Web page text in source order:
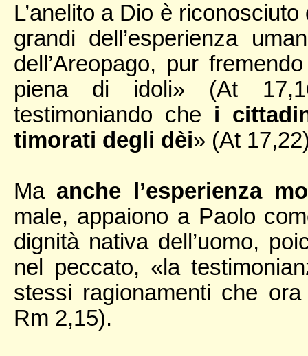
L’anelito a Dio è
grandi dell’esperienza
dell’Areopago, pur
piena di idoli» (At
testimoniando che i
timorati degli dèi» (At
Ma anche l’esperienza
male, appaiono a Paolo
dignità nativa dell’uomo,
nel peccato, «la
stessi ragionamenti che
Rm 2,15).